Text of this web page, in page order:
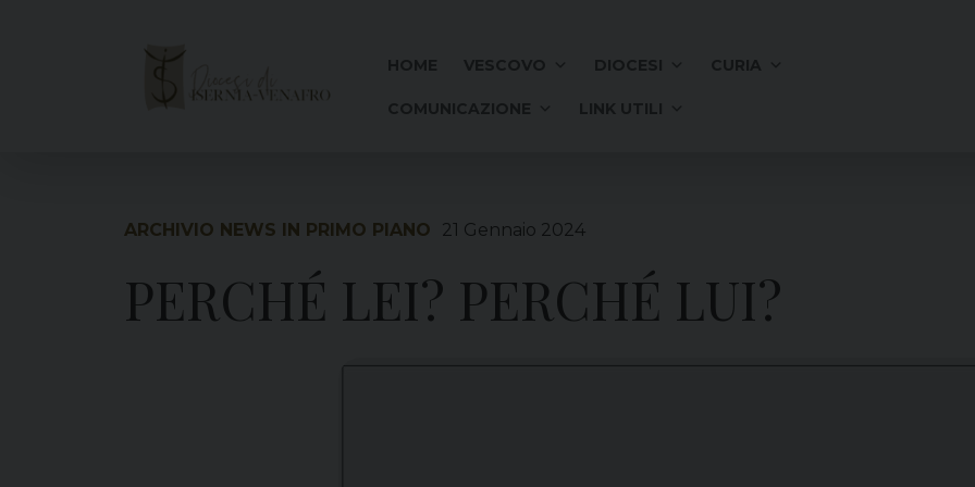
ARCHIVIO NEWS IN PRIMO PIANO 21 Gennaio 2024
PERCHÉ LEI? PERCHÉ LUI?